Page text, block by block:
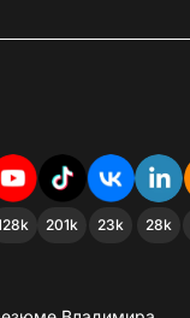
201k 23k 28k